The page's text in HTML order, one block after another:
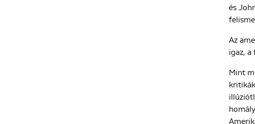
és
Az
igaz, a
Mint